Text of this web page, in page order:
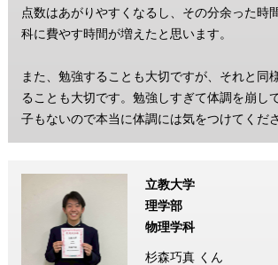
点数はあがりやすくなるし、その分余った時
科に費やす時間が増えたと思います。
また、勉強することも大切ですが、それと同
ることも大切です。勉強しすぎて体調を崩し
子もないので本当に体調には気をつけてくださ
立教大学
理学部
物理学科
杉森巧真 くん